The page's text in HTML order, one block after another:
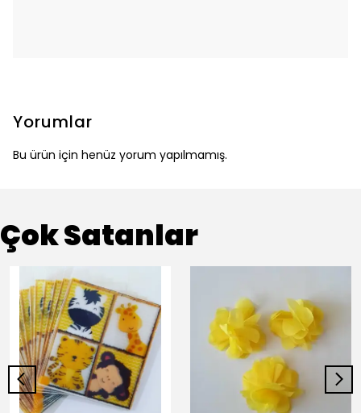
Yorumlar
Bu ürün için henüz yorum yapılmamış.
Çok Satanlar